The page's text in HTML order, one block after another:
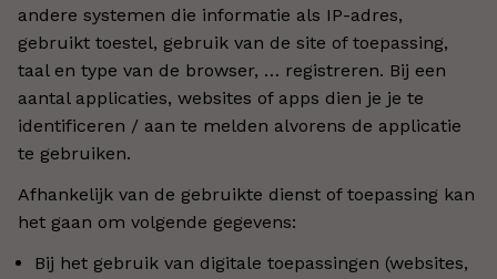
andere systemen die informatie als IP-adres,
gebruikt toestel, gebruik van de site of toepassing,
taal en type van de browser, … registreren. Bij een
aantal applicaties, websites of apps dien je je te
identificeren / aan te melden alvorens de applicatie
te gebruiken.
Afhankelijk van de gebruikte dienst of toepassing kan
het gaan om volgende gegevens:
Bij het gebruik van digitale toepassingen (websites,